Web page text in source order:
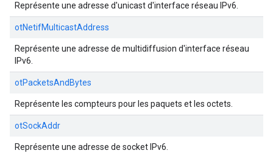
Représente une adresse d'unicast d'interface réseau IPv6.
otNetifMulticastAddress
Représente une adresse de multidiffusion d'interface réseau
IPv6.
otPacketsAndBytes
Représente les compteurs pour les paquets et les octets.
otSockAddr
Représente une adresse de socket IPv6.